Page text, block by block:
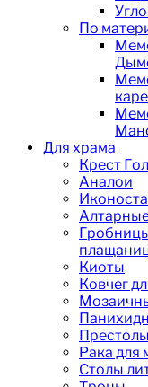
По
Для храма
Крест
Аналои
Киоты
Ковчег
Рака для
Столы